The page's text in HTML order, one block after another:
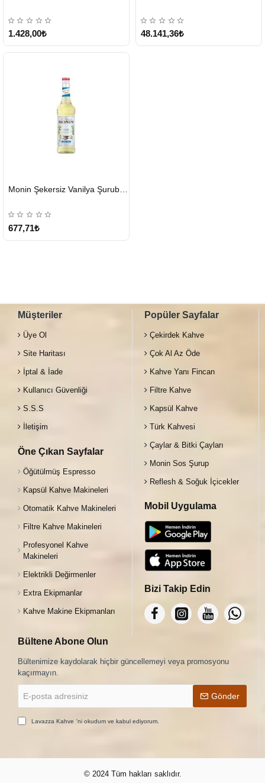
1.428,00₺ 48.141,36₺
GÖNDERİ
677,71₺
Müşteriler
Üye Ol
Site Haritası
İptal & İade
Kullanıcı Güvenliği
S.S.S
İletişim
Öne Çıkan Sayfalar
Öğütülmüş Espresso
Kapsül Kahve Makineleri
Otomatik Kahve Makineleri
Filtre Kahve Makineleri
Profesyonel Kahve
Makineleri
Elektrikli Değirmenler
Extra Ekipmanlar
Kahve Makine Ekipmanları
Popüler Sayfalar
Çekirdek Kahve
Çok Al Az Öde
Kahve Yanı Fincan
Filtre Kahve
Kapsül Kahve
Türk Kahvesi
Çaylar & Bitki Çayları
Monin Sos Şurup
Reflesh & Soğuk İçicekler
Mobil Uygulama
Bizi Takip Edin
Bültene Abone Olun
Bültenimize kaydolarak hiçbir güncellemeyi veya promosyonu
kaçırmayın.
posta
adresiniz
Gönder
Lavazza Kahve 'ni okudum ve kabul ediyorum.
© 2024 Tüm hakları saklıdır.